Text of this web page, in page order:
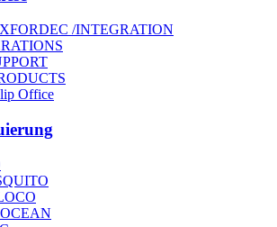
/INTEGRATION
Office